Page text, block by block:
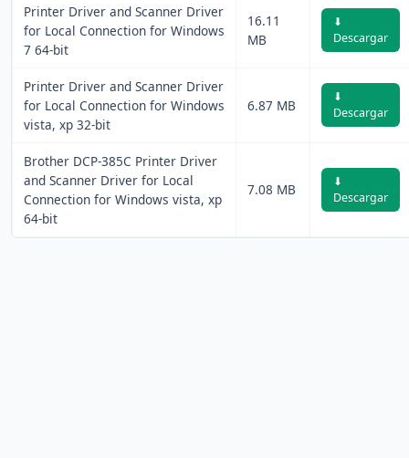
Printer Driver and Scanner Driver
for Local Connection for Windows
7 64-bit
16.11
MB
⬇
Descargar
Printer Driver and Scanner Driver
for Local Connection for Windows
vista, xp 32-bit
6.87 MB
⬇
Descargar
Brother DCP-385C Printer Driver
and Scanner Driver for Local
Connection for Windows vista, xp
64-bit
7.08 MB
⬇
Descargar